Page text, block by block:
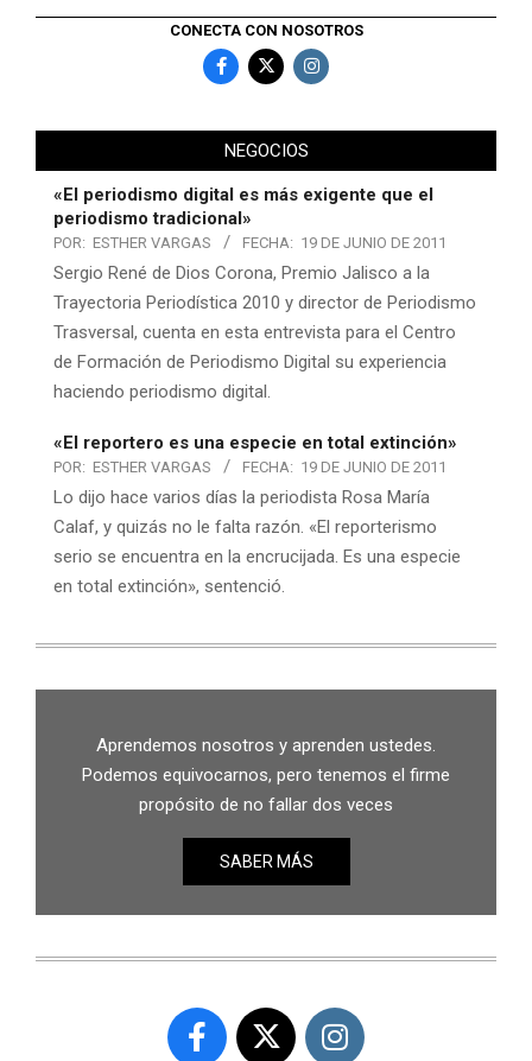
CONECTA CON NOSOTROS
NEGOCIOS
«El periodismo digital es más exigente que el
periodismo tradicional»
POR: ESTHER VARGAS FECHA: 19 DE JUNIO DE 2011
Sergio René de Dios Corona, Premio Jalisco a la
Trayectoria Periodística 2010 y director de Periodismo
Trasversal, cuenta en esta entrevista para el Centro
de Formación de Periodismo Digital su experiencia
haciendo periodismo digital.
«El reportero es una especie en total extinción»
POR: ESTHER VARGAS FECHA: 19 DE JUNIO DE 2011
Lo dijo hace varios días la periodista Rosa María
Calaf, y quizás no le falta razón. «El reporterismo
serio se encuentra en la encrucijada. Es una especie
en total extinción», sentenció.
Aprendemos nosotros y aprenden ustedes.
Podemos equivocarnos, pero tenemos el firme
propósito de no fallar dos veces
SABER MÁS